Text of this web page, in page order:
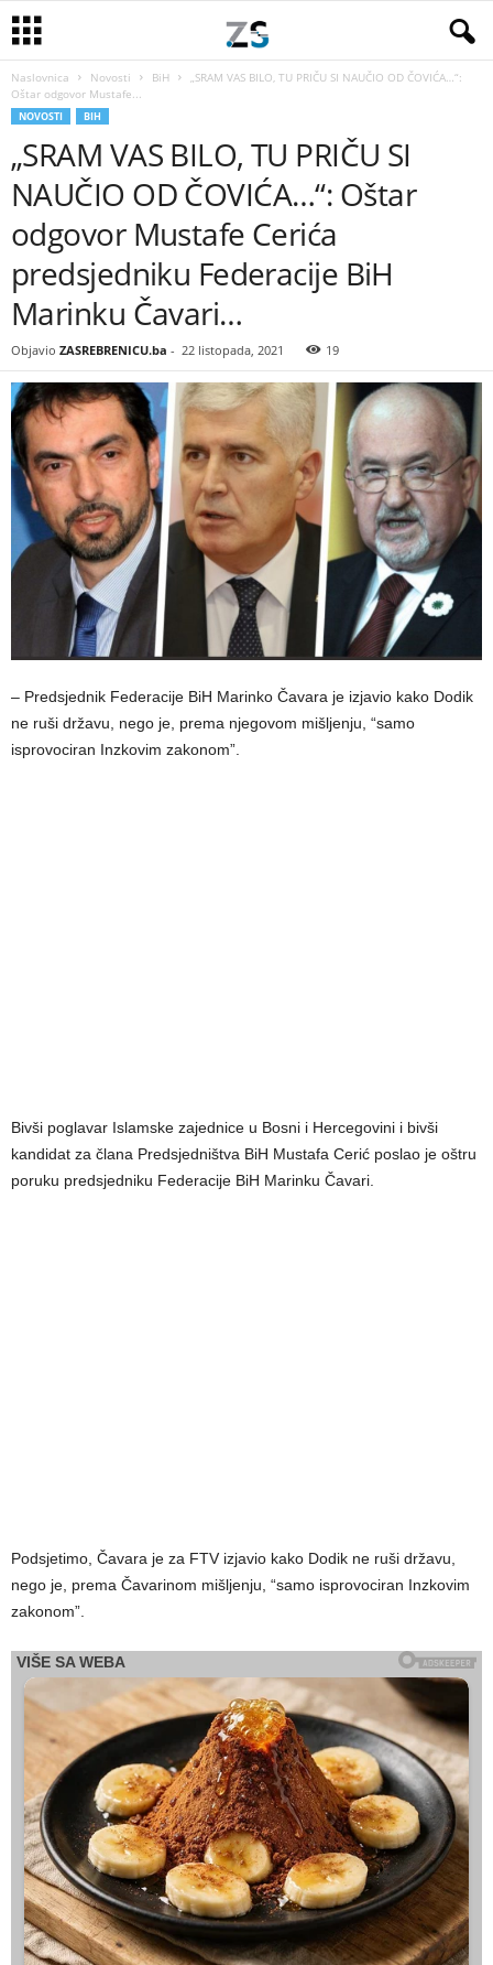
Naslovnica Novosti BiH
„SRAM VAS BILO, TU PRIČU SI NAUČIO OD ČOVIĆA…“:
Oštar odgovor Mustafe...
NOVOSTI BIH
„SRAM VAS BILO, TU PRIČU SI
NAUČIO OD ČOVIĆA…“: Oštar
odgovor Mustafe Cerića
predsjedniku Federacije BiH
Marinku Čavari…
Objavio ZASREBRENICU.ba - 22 listopada, 2021 19
– Predsjednik Federacije BiH Marinko Čavara je izjavio kako Dodik
ne ruši državu, nego je, prema njegovom mišljenju, “samo
isprovociran Inzkovim zakonom”.
Bivši poglavar Islamske zajednice u Bosni i Hercegovini i bivši
kandidat za člana Predsjedništva BiH Mustafa Cerić poslao je oštru
poruku predsjedniku Federacije BiH Marinku Čavari.
Podsjetimo, Čavara je za FTV izjavio kako Dodik ne ruši državu,
nego je, prema Čavarinom mišljenju, “samo isprovociran Inzkovim
zakonom”.